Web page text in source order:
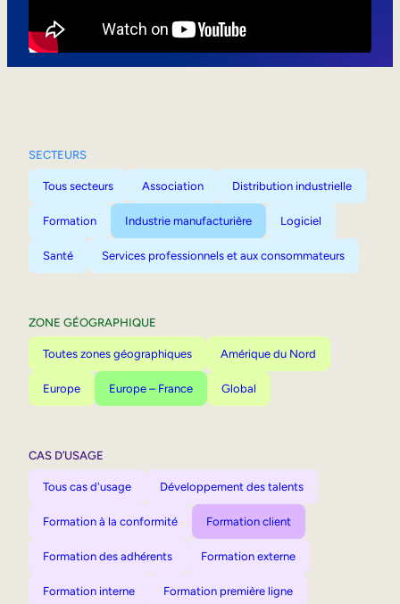
SECTEURS
Tous secteurs Association Distribution industrielle
Formation Industrie manufacturière Logiciel
Santé Services professionnels et aux consommateurs
ZONE GÉOGRAPHIQUE
Toutes zones géographiques Amérique du Nord
Europe Europe – France Global
CAS D’USAGE
Tous cas d'usage Développement des talents
Formation à la conformité Formation client
Formation des adhérents Formation externe
Formation interne Formation première ligne